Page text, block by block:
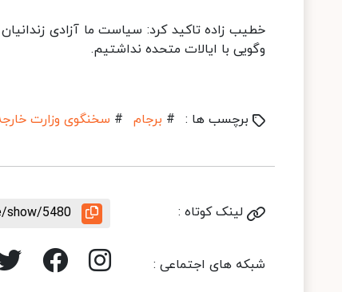
خطیب زاده تاکید کرد: سیاست ما آزادی
وگویی با ایالات متحده نداشتیم.
برچسب ها : # برجام # سخنگوی وزارت
لینک کوتاه : show/5480
شبکه های اجتماعی :